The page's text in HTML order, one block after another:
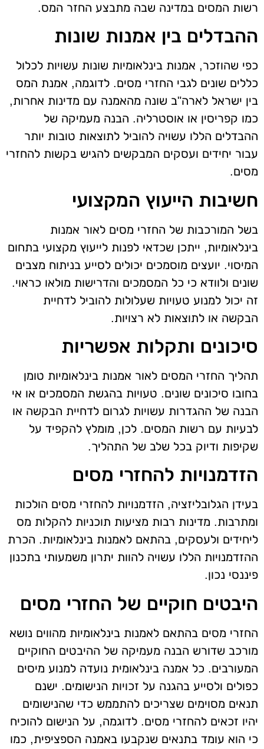
רשות המסים במדינה שבה מתבצע החזר המס.
ההבדלים בין אמנות שונות
כפי שהוזכר, אמנות בינלאומיות שונות עשויות לכלול
כללים שונים לגבי החזרי מסים. לדוגמה, אמנת המס
בין ישראל לארה"ב שונה מהאמנה עם מדינות אחרות,
כמו קפריסין או אוסטרליה. הבנה מעמיקה של
ההבדלים הללו עשויה להוביל לתוצאות טובות יותר
עבור יחידים ועסקים המבקשים להגיש בקשות להחזרי
מסים.
חשיבות הייעוץ המקצועי
בשל המורכבות של החזרי מסים לאור אמנות
בינלאומיות, ייתכן שכדאי לפנות לייעוץ מקצועי בתחום
המיסוי. יועצים מוסמכים יכולים לסייע בניתוח מצבים
שונים ולוודא כי כל המסמכים והדרישות מולאו כראוי.
זה יכול למנוע טעויות שעלולות להוביל לדחיית
הבקשה או לתוצאות לא רצויות.
סיכונים ותקלות אפשריות
תהליך החזרי המסים לאור אמנות בינלאומיות טומן
בחובו סיכונים שונים. טעויות בהגשת המסמכים או אי
הבנה של ההגדרות עשויות לגרום לדחיית הבקשה או
לבעיות עם רשות המסים. לכן, מומלץ להקפיד על
שקיפות ודיוק בכל שלב של התהליך.
הזדמנויות להחזרי מסים
בעידן הגלובליזציה, הזדמנויות להחזרי מסים הולכות
ומתרבות. מדינות רבות מציעות תוכניות להקלות מס
ליחידים ולעסקים, בהתאם לאמנות בינלאומיות. הכרת
ההזדמנויות הללו עשויה להוות יתרון משמעותי בתכנון
פיננסי נכון.
היבטים חוקיים של החזרי מסים
החזרי מסים בהתאם לאמנות בינלאומיות מהווים נושא
מורכב שדורש הבנה מעמיקה של ההיבטים החוקיים
המעורבים. כל אמנה בינלאומית נועדה למנוע מיסים
כפולים ולסייע בהגנה על זכויות הנישומים. ישנם
תנאים מסוימים שצריכים להתממש כדי שהנישומים
יהיו זכאים להחזרי מסים. לדוגמה, על הנישום להוכיח
כי הוא עומד בתנאים שנקבעו באמנה הספציפית, כמו